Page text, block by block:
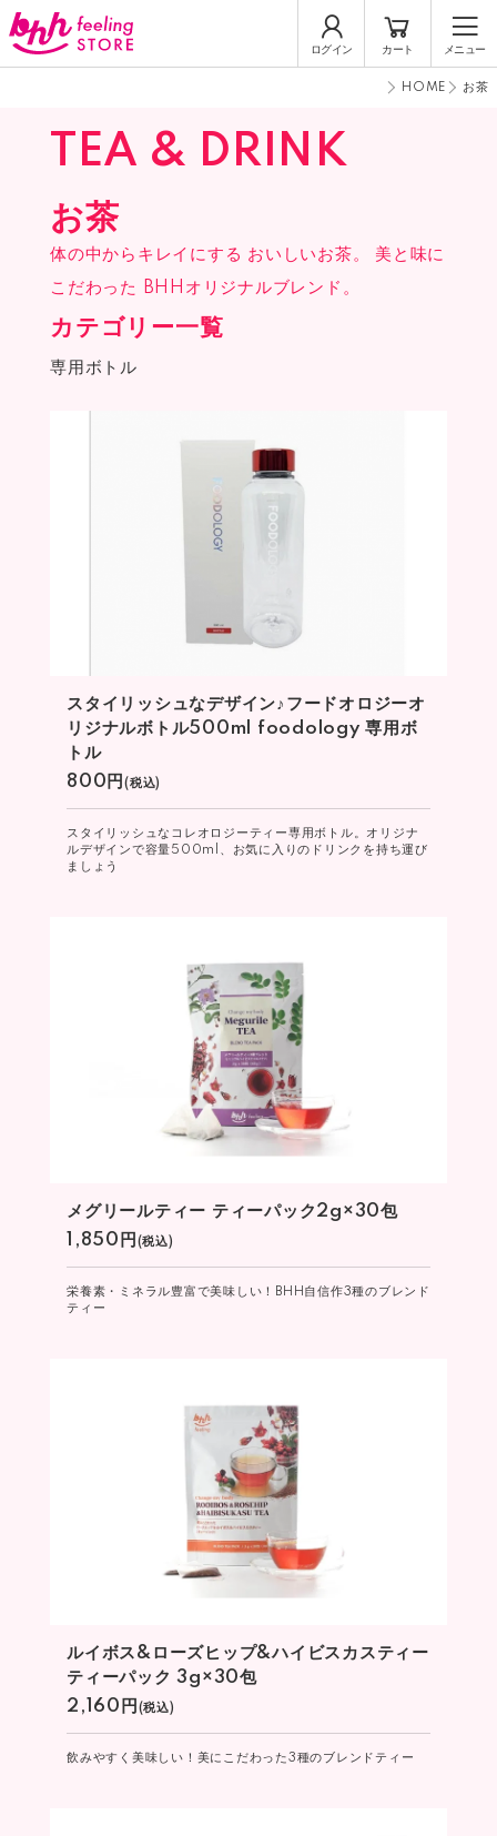
ログイン カート メニュー
HOME お茶
TEA & DRINK
お茶
体の中からキレイにする おいしいお茶。
美と味に
こだわった
BHHオリジナルブレンド。
カテゴリー一覧
専用ボトル
スタイリッシュなデザイン♪フードオロジーオ
リジナルボトル500ml foodology 専用ボ
トル
800円 (税込)
スタイリッシュなコレオロジーティー専用ボトル。オリジナ
ルデザインで容量500ml、お気に入りのドリンクを持ち運び
ましょう
メグリールティー ティーパック2g×30包
1,850円 (税込)
栄養素・ミネラル豊富で美味しい！BHH自信作3種のブレンド
ティー
ルイボス&ローズヒップ&ハイビスカスティー
ティーパック 3g×30包
2,160円 (税込)
飲みやすく美味しい！美にこだわった3種のブレンドティー